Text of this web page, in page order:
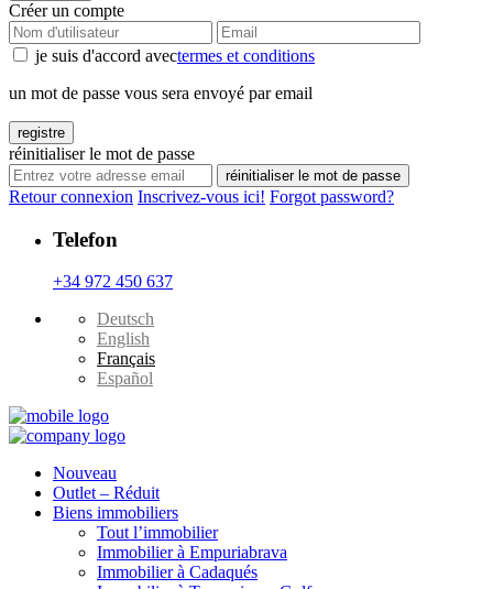
Créer un compte
je suis d'accord avectermes et conditions
un mot de passe vous sera envoyé par email
registre
réinitialiser le mot de passe
réinitialiser le mot de passe
Retour connexion Inscrivez-vous ici! Forgot password?
Telefon
+34 972 450 637
Deutsch
English
Français
Español
Nouveau
Outlet – Réduit
Biens immobiliers
Tout l’immobilier
Immobilier à Empuriabrava
Immobilier à Cadaqués